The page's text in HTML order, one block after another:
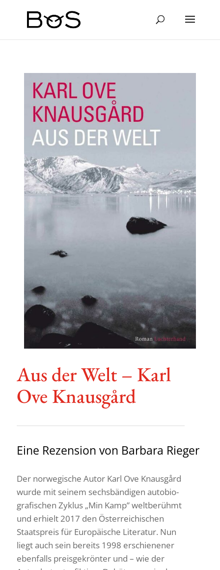
Aus der Welt – Karl
Ove Knausgård
Eine Rezen­sion von Barbara Rieger
Der norwe­gi­sche Autor Karl Ove Knaus­gård
wurde mit seinem sechs­bän­digen auto­bio­
gra­fi­schen Zyklus „Min Kamp” welt­be­rühmt
und erhielt 2017 den Öster­rei­chi­schen
Staats­preis für Euro­päi­sche Lite­ratur. Nun
liegt auch sein bereits 1998 erschie­nener
eben­falls preis­ge­krönter und – wie der